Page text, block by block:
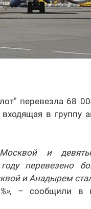
перевезла 68
в группу
и
перевезено
и Анадырем
, – сообщили в